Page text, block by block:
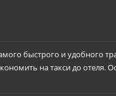
быстрого и удобного
на такси до отеля.